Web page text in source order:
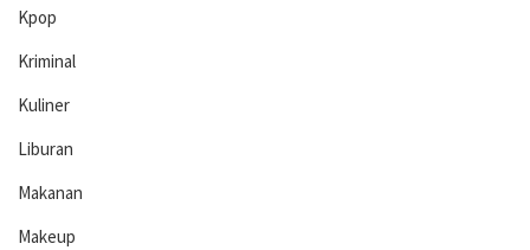
Kpop
Kriminal
Kuliner
Liburan
Makanan
Makeup